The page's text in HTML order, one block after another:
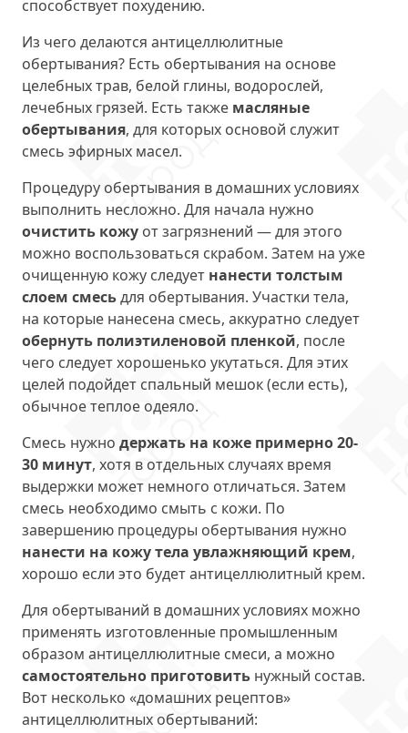
способствует похудению.
Из чего делаются антицеллюлитные
обертывания? Есть обертывания на основе
целебных трав, белой глины, водорослей,
лечебных грязей. Есть также масляные
обертывания, для которых основой служит
смесь эфирных масел.
Процедуру обертывания в домашних условиях
выполнить несложно. Для начала нужно
очистить кожу от загрязнений — для этого
можно воспользоваться скрабом. Затем на уже
очищенную кожу следует нанести толстым
слоем смесьдля обертывания. Участки тела,
на которые нанесена смесь, аккуратно следует
обернуть полиэтиленовой пленкой, после
чего следует хорошенько укутаться. Для этих
целей подойдет спальный мешок (если есть),
обычное теплое одеяло.
Смесь нужно держать на коже примерно 20-
30 минут, хотя в отдельных случаях время
выдержки может немного отличаться. Затем
смесь необходимо смыть с кожи. По
завершению процедуры обертывания нужно
нанести на кожу тела увлажняющий крем,
хорошо если это будет антицеллюлитный крем.
Для обертываний в домашних условиях можно
применять изготовленные промышленным
образом антицеллюлитные смеси, а можно
самостоятельно приготовить нужный состав.
Вот несколько «домашних рецептов»
антицеллюлитных обертываний: